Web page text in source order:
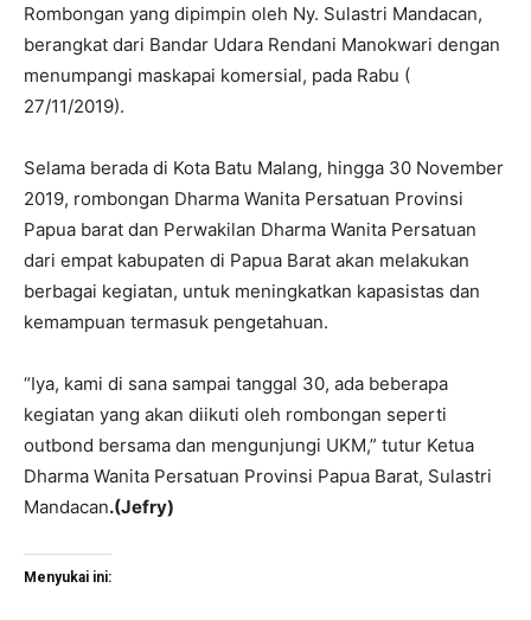
Rombongan yang dipimpin oleh Ny. Sulastri Mandacan,
berangkat dari Bandar Udara Rendani Manokwari dengan
menumpangi maskapai komersial, pada Rabu (
27/11/2019).
Selama berada di Kota Batu Malang, hingga 30 November
2019, rombongan Dharma Wanita Persatuan Provinsi
Papua barat dan Perwakilan Dharma Wanita Persatuan
dari empat kabupaten di Papua Barat akan melakukan
berbagai kegiatan, untuk meningkatkan kapasistas dan
kemampuan termasuk pengetahuan.
“Iya, kami di sana sampai tanggal 30, ada beberapa
kegiatan yang akan diikuti oleh rombongan seperti
outbond bersama dan mengunjungi UKM,” tutur Ketua
Dharma Wanita Persatuan Provinsi Papua Barat, Sulastri
Mandacan.(Jefry)
Menyukai ini: